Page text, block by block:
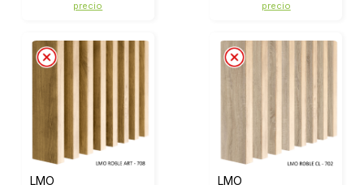
precio precio
LMO LMO